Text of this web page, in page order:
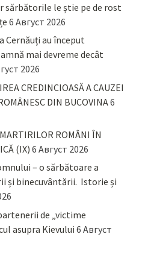
sărbătorile le știe pe de rost
6 Август 2026
Cernăuți au început
mai devreme decât
2026
CREDINCIOASĂ A CAUZEI
DIN BUCOVINA6
ROMÂNI ÎN
(IX) 6 Август 2026
– o sărbătoare a
și binecuvântării. Istorie și
de „victime
asupra Kievului 6 Август